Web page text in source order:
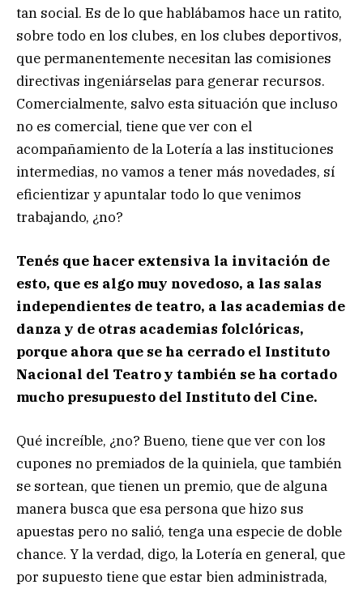
tan social. Es de lo que hablábamos hace un ratito,
sobre todo en los clubes, en los clubes deportivos,
que permanentemente necesitan las comisiones
directivas ingeniárselas para generar recursos.
Comercialmente, salvo esta situación que incluso
no es comercial, tiene que ver con el
acompañamiento de la Lotería a las instituciones
intermedias, no vamos a tener más novedades, sí
eficientizar y apuntalar todo lo que venimos
trabajando, ¿no?
Tenés que hacer extensiva la invitación de
esto, que es algo muy novedoso, a las salas
independientes de teatro, a las academias de
danza y de otras academias folclóricas,
porque ahora que se ha cerrado el Instituto
Nacional del Teatro y también se ha cortado
mucho presupuesto del Instituto del Cine.
Qué increíble, ¿no? Bueno, tiene que ver con los
cupones no premiados de la quiniela, que también
se sortean, que tienen un premio, que de alguna
manera busca que esa persona que hizo sus
apuestas pero no salió, tenga una especie de doble
chance. Y la verdad, digo, la Lotería en general, que
por supuesto tiene que estar bien administrada,